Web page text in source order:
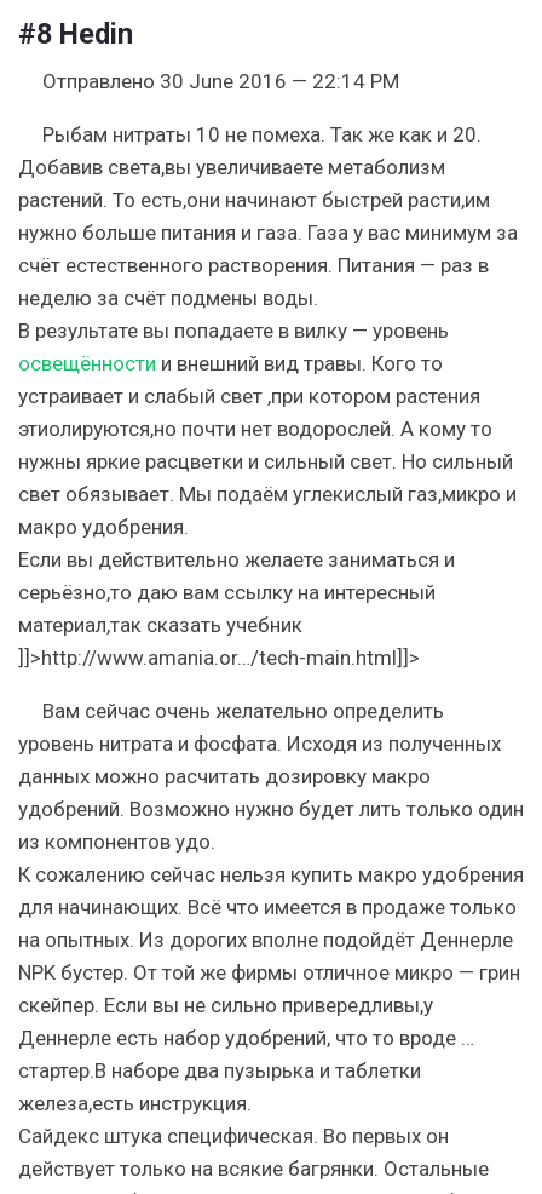
#8 Hedin
Отправлено 30 June 2016 — 22:14 PM
Рыбам нитраты 10 не помеха. Так же как и 20.
Добавив света,вы увеличиваете метаболизм
растений. То есть,они начинают быстрей расти,им
нужно больше питания и газа. Газа у вас минимум за
счёт естественного растворения. Питания — раз в
неделю за счёт подмены воды.
В результате вы попадаете в вилку — уровень
освещённости и внешний вид травы. Кого то
устраивает и слабый свет ,при котором растения
этиолируются,но почти нет водорослей. А кому то
нужны яркие расцветки и сильный свет. Но сильный
свет обязывает. Мы подаём углекислый газ,микро и
макро удобрения.
Если вы действительно желаете заниматься и
серьёзно,то даю вам ссылку на интересный
материал,так сказать учебник
]]>http://www.amania.or…/tech-main.html]]>
Вам сейчас очень желательно определить
уровень нитрата и фосфата. Исходя из полученных
данных можно расчитать дозировку макро
удобрений. Возможно нужно будет лить только один
из компонентов удо.
К сожалению сейчас нельзя купить макро удобрения
для начинающих. Всё что имеется в продаже только
на опытных. Из дорогих вполне подойдёт Деннерле
NPK бустер. От той же фирмы отличное микро — грин
скейпер. Если вы не сильно привередливы,у
Деннерле есть набор удобрений, что то вроде …
стартер.В наборе два пузырька и таблетки
железа,есть инструкция.
Сайдекс штука специфическая. Во первых он
действует только на всякие багрянки. Остальные